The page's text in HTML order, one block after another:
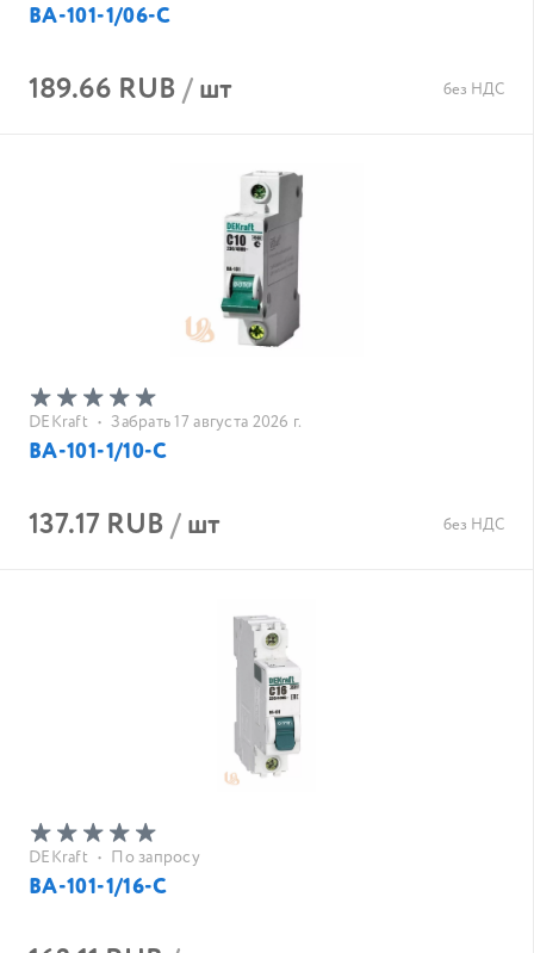
ВА-101-1/06-С
189.66 RUB/шт без НДС
DEKraft • Забрать 17 августа 2026 г.
ВА-101-1/10-С
137.17 RUB/шт без НДС
DEKraft • По запросу
ВА-101-1/16-С